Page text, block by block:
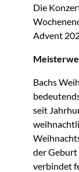
Die
Advent
Bachs
seit
der Geburt
verbindet